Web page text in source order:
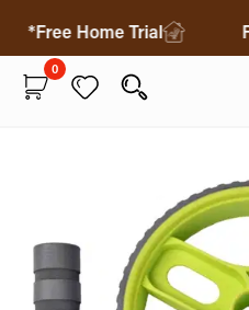
Free Home Trial*
0